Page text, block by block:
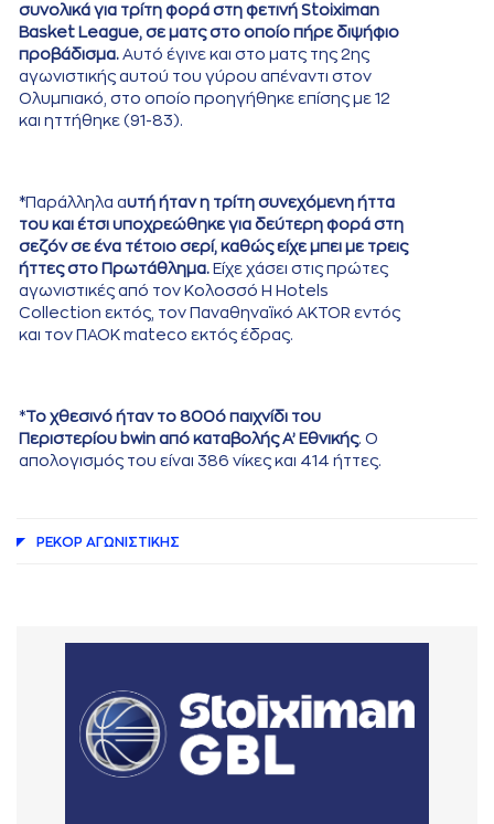
συνολικά για τρίτη φορά στη φετινή Stoiximan
Basket League, σε ματς στο οποίο πήρε διψήφιο
προβάδισμα. Αυτό έγινε και στο ματς της 2ης
αγωνιστικής αυτού του γύρου απέναντι στον
Ολυμπιακό, στο οποίο προηγήθηκε επίσης με 12
και ηττήθηκε (91-83).
*Παράλληλα αυτή ήταν η τρίτη συνεχόμενη ήττα
του και έτσι υποχρεώθηκε για δεύτερη φορά στη
σεζόν σε ένα τέτοιο σερί, καθώς είχε μπει με τρεις
ήττες στο Πρωτάθλημα. Είχε χάσει στις πρώτες
αγωνιστικές από τον Κολοσσό H Hotels
Collection εκτός, τον Παναθηναϊκό AKTOR εντός
και τον ΠΑΟΚ mateco εκτός έδρας.
*Το χθεσινό ήταν το 800ό παιχνίδι του
Περιστερίου bwin από καταβολής Α’ Εθνικής. Ο
απολογισμός του είναι 386 νίκες και 414 ήττες.
ΡΕΚΟΡ AΓΩΝΙΣΤΙΚΗΣ